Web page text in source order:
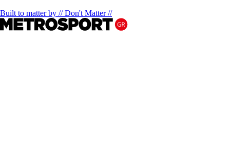
Built to matter by // Don't Matter //